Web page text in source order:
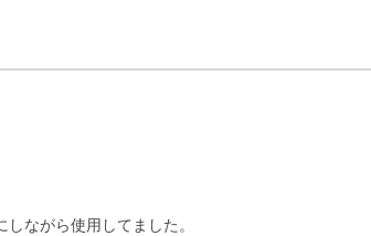
ながら使用してました。